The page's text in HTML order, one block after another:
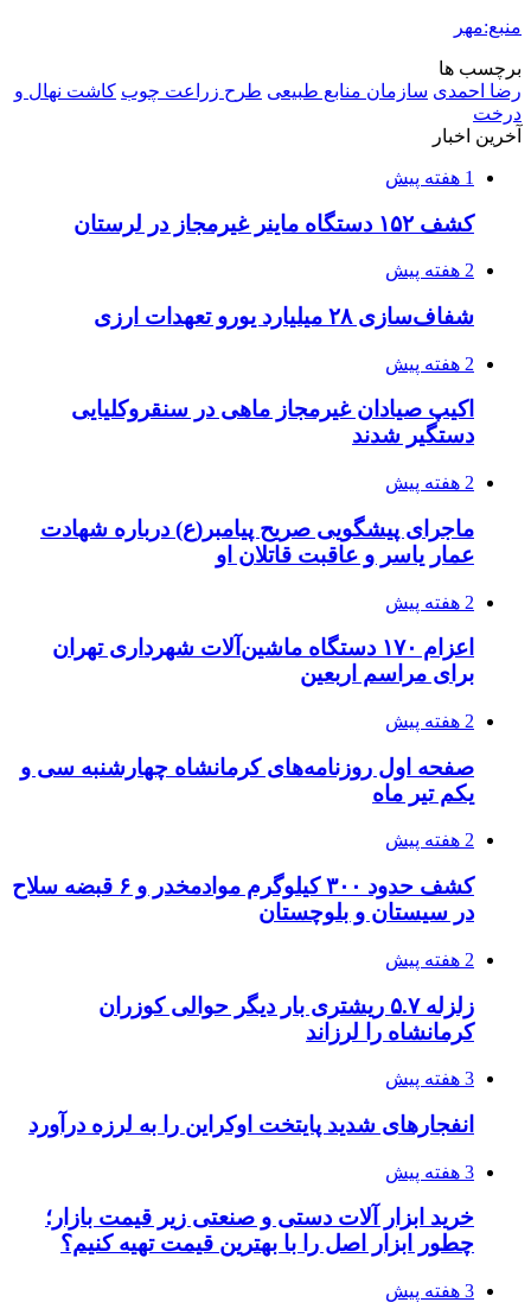
2 هفته پیش
صفحه اول روزنامه‌های کرمانشاه چهارشنبه سی و
یکم تیر ماه
2 هفته پیش
در سیستان و بلوچستان
2 هفته پیش
زلزله ۵.۷ ریشتری بار دیگر حوالی کوزران
کرمانشاه را لرزاند
3 هفته پیش
انفجارهای شدید پایتخت اوکراین را به لرزه درآورد
3 هفته پیش
خرید ابزار آلات دستی و صنعتی زیر قیمت بازار؛
چطور ابزار اصل را با بهترین قیمت تهیه کنیم؟
3 هفته پیش
قربانیان زلزله‌های ونزوئلا از ۵۰۰۰ نفر فراتر رفت
3 هفته پیش
اثر اخبار مالی و اقتصادی بر قیمت ارزهای فیات
3 هفته پیش
توسط دشمن آمریکایی
3 هفته پیش
هواپیماهای سوخت‌رسان آمریکا برای اسرائیل
3 هفته پیش
پروژه را تعیین می‌کند؟
3 هفته پیش
فدراسیون نگاهش را عوض کند